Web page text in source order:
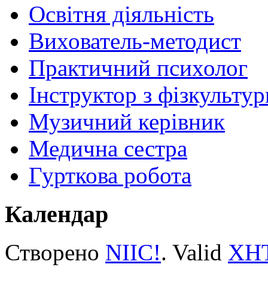
Освітня діяльність
Вихователь-методист
Практичний психолог
Інструктор з
Музичний керівник
Медична сестра
Гурткова робота
Календар
Створено NIIC!. Valid